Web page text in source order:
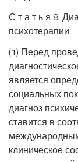
С т а т ь я 8.
психотерапии
(1) Перед
является
социальных
диагноз
ставится в
клиническое